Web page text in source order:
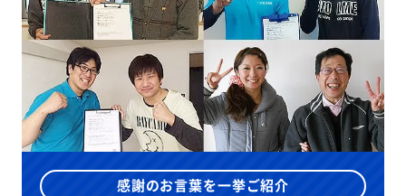
感謝のお言葉を一挙ご紹介